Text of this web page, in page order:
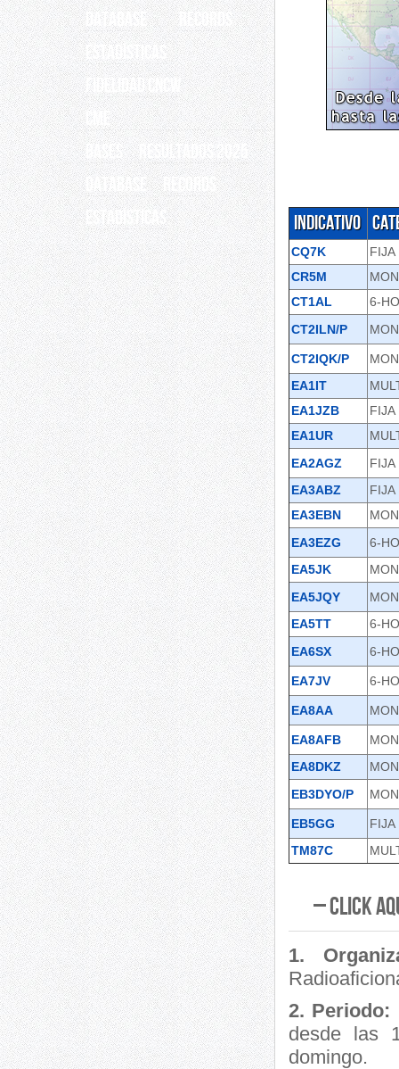
Database
Records
ESTADÍSTICAS
Fidelidad CNCW
CME
BASES
RESULTADOS 2025
Database
Records
ESTADÍSTICAS
Indicativo
CQ7K
FIJA
CR5M
CT1AL
6-
CT2ILN/P
CT2IQK/P
EA1IT
EA1JZB
FIJA
EA1UR
EA2AGZ
FIJA
EA3ABZ
FIJA
EA3EBN
EA3EZG
6-
EA5JK
EA5JQY
EA5TT
6-
EA6SX
6-
EA7JV 6-
EA8AA
EA8AFB
EA8DKZ
EB3DYO/P
EB5GG
FIJA
TM87C
– Click
1.
2. Periodo:
desde las
domingo.